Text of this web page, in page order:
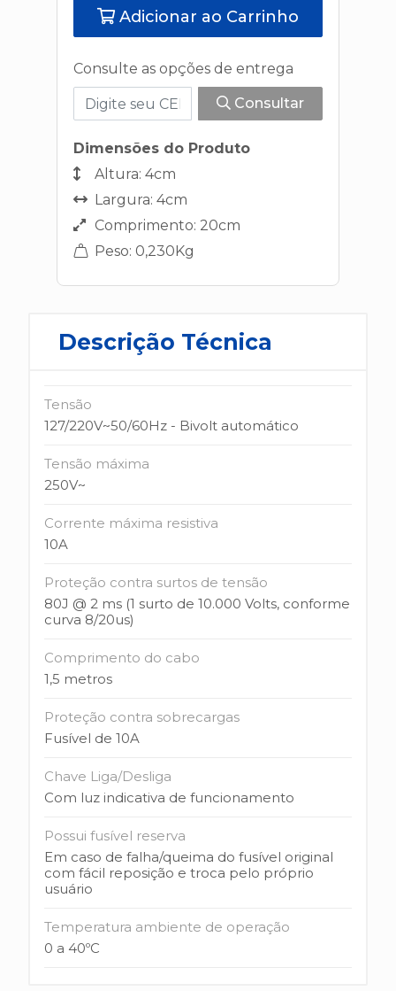
Adicionar ao Carrinho
Consulte as opções de entrega
Consultar
Dimensões do Produto
Altura: 4cm
Largura: 4cm
Comprimento: 20cm
Peso: 0,230Kg
Descrição Técnica
Tensão
127/220V~50/60Hz - Bivolt automático
Tensão máxima
250V~
Corrente máxima resistiva
10A
Proteção contra surtos de tensão
80J @ 2 ms (1 surto de 10.000 Volts, conforme
curva 8/20us)
Comprimento do cabo
1,5 metros
Proteção contra sobrecargas
Fusível de 10A
Chave Liga/Desliga
Com luz indicativa de funcionamento
Possui fusível reserva
Em caso de falha/queima do fusível original
com fácil reposição e troca pelo próprio
usuário
Temperatura ambiente de operação
0 a 40ºC